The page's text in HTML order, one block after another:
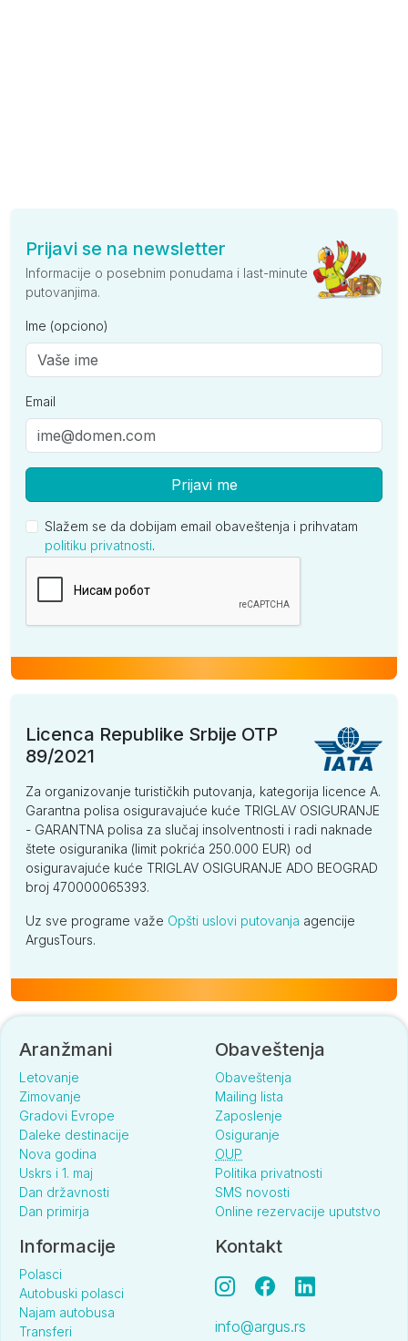
Prijavi se na newsletter
Informacije o posebnim ponudama i last-minute
putovanjima.
Ime (opciono)
Email
Prijavi me
Slažem se da dobijam email obaveštenja i prihvatam
politiku privatnosti.
Licenca Republike Srbije OTP
89/2021
Za organizovanje turističkih putovanja, kategorija licence A.
Garantna polisa osiguravajuće kuće TRIGLAV OSIGURANJE
- GARANTNA polisa za slučaj insolventnosti i radi naknade
štete osiguranika (limit pokrića 250.000 EUR) od
osiguravajuće kuće TRIGLAV OSIGURANJE ADO BEOGRAD
broj 470000065393.
Uz sve programe važe Opšti uslovi putovanja agencije
ArgusTours.
Aranžmani
Letovanje
Zimovanje
Gradovi Evrope
Daleke destinacije
Nova godina
Uskrs i 1. maj
Dan državnosti
Dan primirja
Obaveštenja
Obaveštenja
Mailing lista
Zaposlenje
Osiguranje
OUP
Politika privatnosti
SMS novosti
Online rezervacije uputstvo
Informacije
Polasci
Autobuski polasci
Najam autobusa
Transferi
Kontakt
info@argus.rs